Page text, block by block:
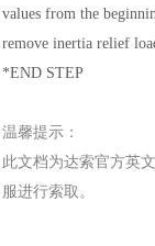
values from the
remove inertia relief
*END STEP
温馨提示：
此文档为达索官方英
服进行索取。